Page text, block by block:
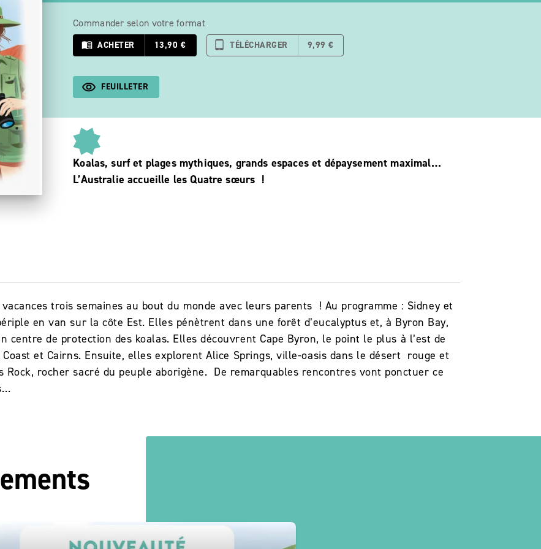
Commander selon votre format
menu_book ACHETER 13,90 € tablet_android TÉLÉCHARGER 9,99 €
FEUILLETER
Koalas, surf et plages mythiques, grands espaces et dépaysement maximal…
L’Australie accueille les Quatre sœurs !
trois semaines au bout du monde avec leurs parents ! Au programme : Sidney et
en van sur la côte Est. Elles pénètrent dans une forêt d’eucalyptus et, à Byron Bay,
de protection des koalas. Elles découvrent Cape Byron, le point le plus à l’est de
et Cairns. Ensuite, elles explorent Alice Springs, ville-oasis dans le désert rouge et
Rock, rocher sacré du peuple aborigène. De remarquables rencontres vont ponctuer ce